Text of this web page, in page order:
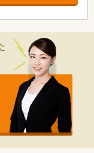
から徒歩3分という好
や外科などの処方箋
需しています。
での外来調剤や服薬
とが可能です。
、医療事務不在の
師が担当します。
、お客様への健康相
務にも携わります。
当が丁寧に指導する体